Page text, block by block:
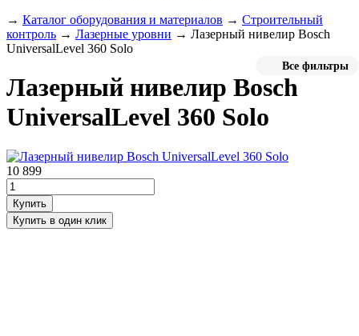
→ Каталог оборудования и материалов → Строительный
контроль → Лазерные уровни → Лазерный нивелир Bosch
UniversalLevel 360 Solo
Все фильтры
Лазерный нивелир Bosch
UniversalLevel 360 Solo
10 899